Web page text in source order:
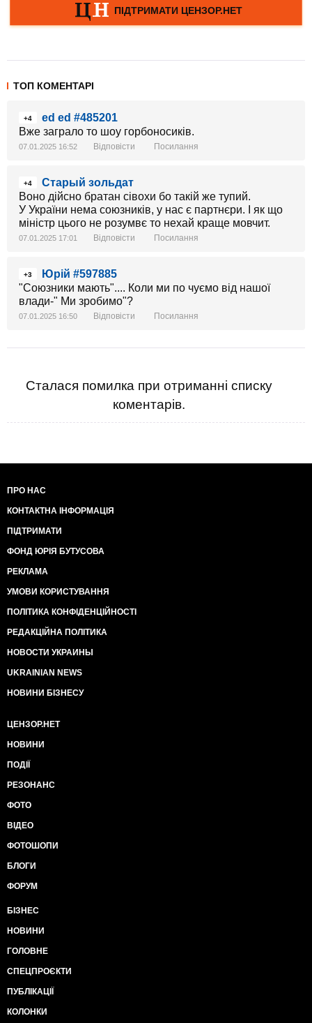
ТОП КОМЕНТАРІ
+4
ed ed #485201
Вже заграло то шоу горбоносиків.
07.01.2025 16:52 Відповісти Посилання
+4
Старый зольдат
Воно дійсно братан сівохи бо такій же тупий.
У України нема союзників, у нас є партнєри. І як що
міністр цього не розумвє то нехай краще мовчит.
07.01.2025 17:01 Відповісти Посилання
+3
Юрій #597885
"Союзники мають".... Коли ми по чуємо від нашої
влади-" Ми зробимо"?
07.01.2025 16:50 Відповісти Посилання
Сталася помилка при отриманні списку
коментарів.
ПРО НАС
КОНТАКТНА ІНФОРМАЦІЯ
ПІДТРИМАТИ
ФОНД ЮРІЯ БУТУСОВА
РЕКЛАМА
УМОВИ КОРИСТУВАННЯ
ПОЛІТИКА КОНФІДЕНЦІЙНОСТІ
РЕДАКЦІЙНА ПОЛІТИКА
НОВОСТИ УКРАИНЫ
UKRAINIAN NEWS
НОВИНИ БІЗНЕСУ
ЦЕНЗОР.НЕТ
НОВИНИ
ПОДІЇ
РЕЗОНАНС
ФОТО
ВІДЕО
ФОТОШОПИ
БЛОГИ
ФОРУМ
БІЗНЕС
НОВИНИ
ГОЛОВНЕ
СПЕЦПРОЄКТИ
ПУБЛІКАЦІЇ
КОЛОНКИ